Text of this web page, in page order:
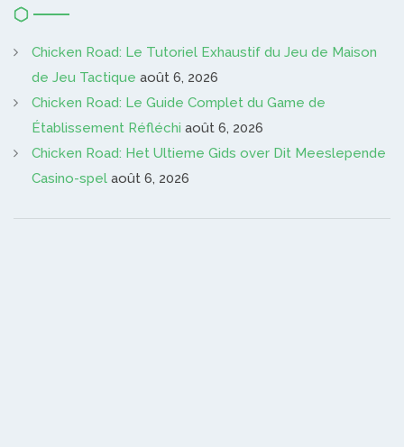
Chicken Road: Le Tutoriel Exhaustif du Jeu de Maison
de Jeu Tactique août 6, 2026
Chicken Road: Le Guide Complet du Game de
Établissement Réfléchi août 6, 2026
Chicken Road: Het Ultieme Gids over Dit Meeslepende
Casino-spel août 6, 2026